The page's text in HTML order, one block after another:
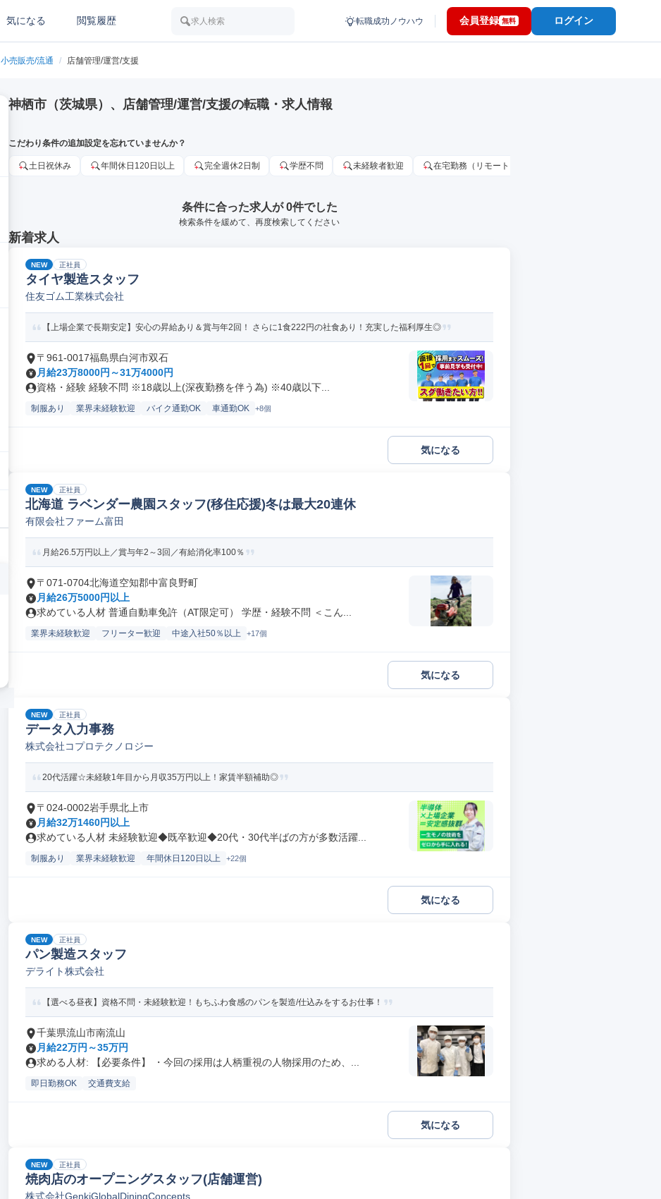
気になる 閲覧履歴 求人検索 転職成功ノウハウ 会員登録 無料 ログイン
小売販売/流通 / 店舗管理/運営/支援
神栖市（茨城県）、店舗管理/運営/支援の転職・求人情報
こだわり条件の追加設定を忘れていませんか？
土日祝休み 年間休日120日以上 完全週休2日制 学歴不問 未経験者歓迎 在宅勤務（リモートワーク）OK
条件に合った求人が 0件でした
検索条件を緩めて、再度検索してください
新着求人
NEW 正社員
タイヤ製造スタッフ
住友ゴム工業株式会社
【上場企業で長期安定】安心の昇給あり＆賞与年2回！ さらに1食222円の社食あり！充実した福利厚生◎
〒961-0017福島県白河市双石
月給23万8000円～31万4000円
資格・経験 経験不問 ※18歳以上(深夜勤務を伴う為) ※40歳以下...
制服あり 業界未経験歓迎 バイク通勤OK 車通勤OK +8個
気になる
NEW 正社員
北海道 ラベンダー農園スタッフ(移住応援)冬は最大20連休
有限会社ファーム富田
月給26.5万円以上／賞与年2～3回／有給消化率100％
〒071-0704北海道空知郡中富良野町
月給26万5000円以上
求めている人材 普通自動車免許（AT限定可） 学歴・経験不問 ＜こん...
業界未経験歓迎 フリーター歓迎 中途入社50％以上 +17個
気になる
NEW 正社員
データ入力事務
株式会社コプロテクノロジー
20代活躍☆未経験1年目から月収35万円以上！家賃半額補助◎
〒024-0002岩手県北上市
月給32万1460円以上
求めている人材 未経験歓迎◆既卒歓迎◆20代・30代半ばの方が多数活躍...
制服あり 業界未経験歓迎 年間休日120日以上 +22個
気になる
NEW 正社員
パン製造スタッフ
デライト株式会社
【選べる昼夜】資格不問・未経験歓迎！もちふわ食感のパンを製造/仕込みをするお仕事！
千葉県流山市南流山
月給22万円～35万円
求める人材: 【必要条件】 ・今回の採用は人柄重視の人物採用のため、...
即日勤務OK 交通費支給
気になる
NEW 正社員
焼肉店のオープニングスタッフ(店舗運営)
株式会社GenkiGlobalDiningConcepts